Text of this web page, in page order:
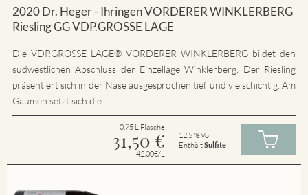
2020 Dr. Heger - Ihringen VORDERER WINKLERBERG
Riesling GG VDP.GROSSE LAGE
Die VDP.GROSSE LAGE® VORDERER WINKLERBERG bildet den
südwestlichen Abschluss der Einzellage Winklerberg. Der Riesling
präsentiert sich in der Nase ausgesprochen tief und vielschichtig. Am
Gaumen setzt sich die...
0.75 L Flasche
31,50 €
42.00€/L
12.5 % Vol
EnthältSulfite